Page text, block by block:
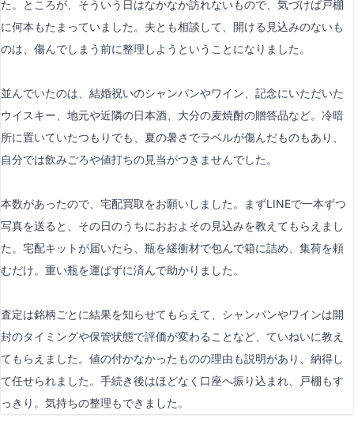
た。ところが、そういう日はなかなか訪れないもので、気づけば戸棚
に何本もたまっていました。夫とも相談して、開ける見込みのないも
のは、傷んでしまう前に整理しようということになりました。
並んでいたのは、結婚祝いのシャンパンやワイン、記念にいただいた
ウイスキー、地元や近隣の日本酒、大分の麦焼酎の贈答品など。冷暗
所に置いていたつもりでも、夏の暑さでラベルが傷んだものもあり、
自分では飲みごろや値打ちの見当がつきませんでした。
本数があったので、宅配買取をお願いしました。まずLINEで一本ずつ
写真を送ると、その日のうちにおおよその見込みを教えてもらえまし
た。宅配キットが届いたら、瓶を緩衝材で包んで箱に詰め、集荷を頼
むだけ。重い瓶を運ばずに済んで助かりました。
査定は銘柄ごとに結果を知らせてもらえて、シャンパンやワインは開
封のタイミングや保管状態で評価が変わることなど、ていねいに教え
てもらえました。値の付かなかったものの理由も説明があり、納得し
て任せられました。手続き後はほどなく口座へ振り込まれ、戸棚もす
っきり。気持ちの整理もできました。